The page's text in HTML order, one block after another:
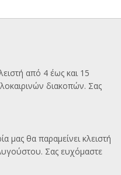
από 4 έως και 15
διακοπών. Σας
μας θα παραμείνει κλειστή
Σας ευχόμαστε